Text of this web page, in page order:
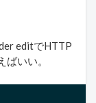
editでHTTP
いい。